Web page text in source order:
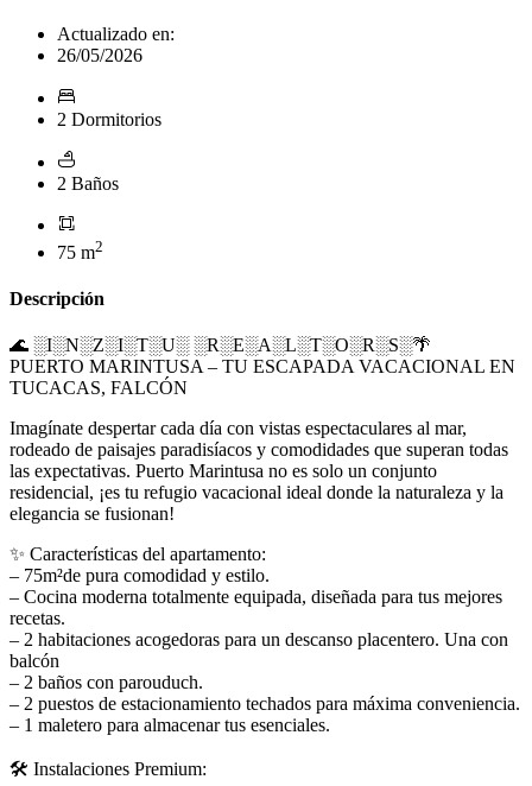
Actualizado en:
26/05/2026
2 Dormitorios
2 Baños
75 m2
Descripción
🌊 ░I░N░Z░I░T░U░ ░R░E░A░L░T░O░R░S░🌴
PUERTO MARINTUSA – TU ESCAPADA VACACIONAL EN
TUCACAS, FALCÓN
Imagínate despertar cada día con vistas espectaculares al mar,
rodeado de paisajes paradisíacos y comodidades que superan todas
las expectativas. Puerto Marintusa no es solo un conjunto
residencial, ¡es tu refugio vacacional ideal donde la naturaleza y la
elegancia se fusionan!
✨ Características del apartamento:
– 75m²de pura comodidad y estilo.
– Cocina moderna totalmente equipada, diseñada para tus mejores
recetas.
– 2 habitaciones acogedoras para un descanso placentero. Una con
balcón
– 2 baños con parouduch.
– 2 puestos de estacionamiento techados para máxima conveniencia.
– 1 maletero para almacenar tus esenciales.
🛠 Instalaciones Premium: